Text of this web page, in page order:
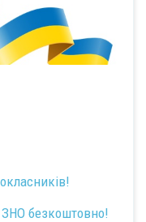
безкоштовно!